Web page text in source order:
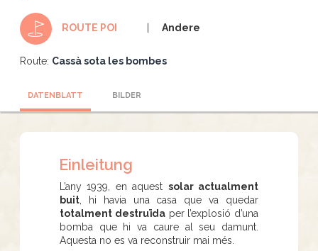
ROUTE POI Andere
Route: Cassà sota les bombes
DATENBLATT BILDER
Einleitung
L’any 1939, en aquest solar actualment
buit , hi havia una casa que va quedar
totalment destruïdaper l’explosió d’una
bomba que hi va caure al seu damunt.
Aquesta no es va reconstruir mai més.